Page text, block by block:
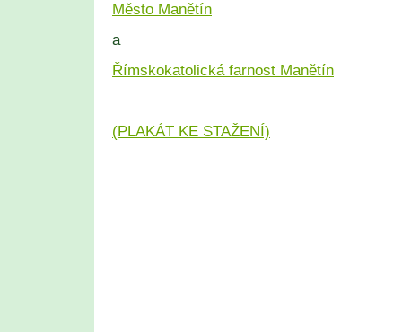
Město Manětín
a
Římskokatolická farnost Manětín
(PLAKÁT KE STAŽENÍ)